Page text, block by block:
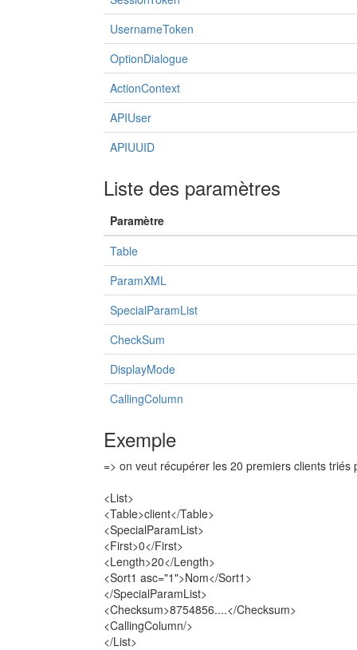
UsernameToken
OptionDialogue
ActionContext
APIUser
APIUUID
Liste des paramètres
Paramètre
Table
ParamXML
SpecialParamList
CheckSum
DisplayMode
CallingColumn
Exemple
=> on veut récupérer les 20 premiers clients triés
<List>
<Table>client</Table>
<SpecialParamList>
<First>0</First>
<Length>20</Length>
<Sort1 asc="1">Nom</Sort1>
</SpecialParamList>
<Checksum>8754856....</Checksum>
<CallingColumn/>
</List>